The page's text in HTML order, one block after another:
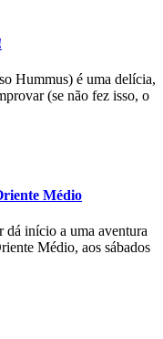
Hummus) é uma delícia,
(se não fez isso, o
Médio
dá início a uma aventura
Médio, aos sábados